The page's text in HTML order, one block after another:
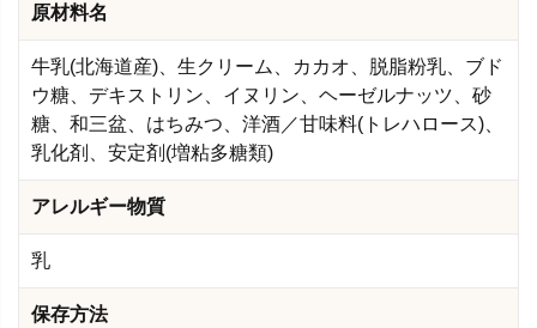
原材料名
牛乳(北海道産)、生クリーム、カカオ、脱脂粉乳、ブド
ウ糖、デキストリン、イヌリン、ヘーゼルナッツ、砂
糖、和三盆、はちみつ、洋酒／甘味料(トレハロース)、
乳化剤、安定剤(増粘多糖類)
アレルギー物質
乳
保存方法